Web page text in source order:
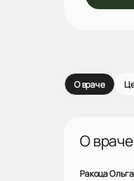
О враче
О враче
Ракоца